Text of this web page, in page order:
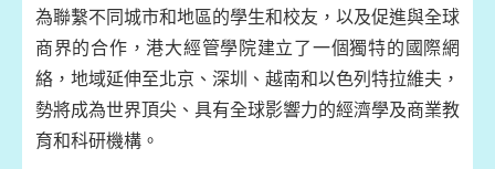
為聯繫不同城市和地區的學生和校友，以及促進與全球
商界的合作，港大經管學院建立了一個獨特的國際網
絡，地域延伸至北京、深圳、越南和以色列特拉維夫，
勢將成為世界頂尖、具有全球影響力的經濟學及商業教
育和科研機構。